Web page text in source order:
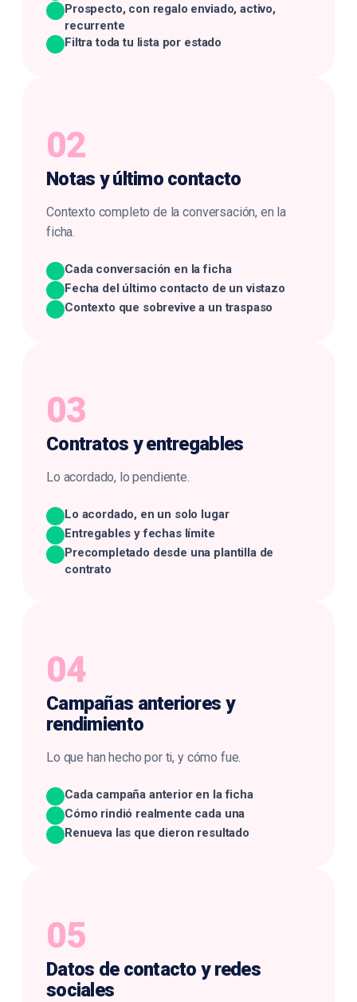
Prospecto, con regalo enviado, activo,
recurrente
Filtra toda tu lista por estado
02
Notas yúltimo contacto
Contexto completo de la conversación, en la
ficha.
Cada conversación en la ficha
Fecha del último contacto de un vistazo
Contexto que sobrevive a un traspaso
03
Contratos yentregables
Lo acordado, lo pendiente.
Lo acordado, en un solo lugar
Entregables y fechas límite
Precompletado desde una plantilla de
contrato
04
Campañas anteriores y
rendimiento
Lo que han hecho por ti, y cómo fue.
Cada campaña anterior en la ficha
Cómo rindió realmente cada una
Renueva las que dieron resultado
05
Datos de contacto yredes
sociales